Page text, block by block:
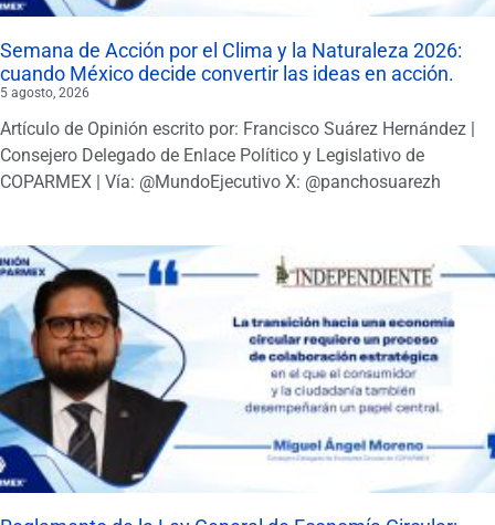
Semana de Acción por el Clima y la Naturaleza 2026:
cuando México decide convertir las ideas en acción.
5 agosto, 2026
Artículo de Opinión escrito por: Francisco Suárez Hernández |
Consejero Delegado de Enlace Político y Legislativo de
COPARMEX | Vía: @MundoEjecutivo X: @panchosuarezh